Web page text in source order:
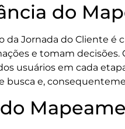
do
da Jornada do Cliente é
e tomam
usuários em cada
busca e,